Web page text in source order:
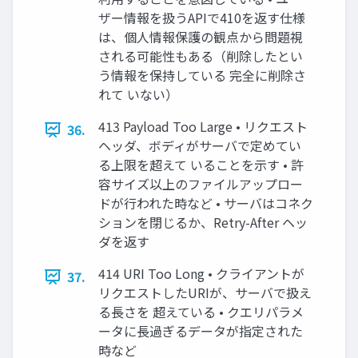
ザー情報を扱うAPIで410を返す仕様
は、個人情報保護の観点から問題視
される可能性もある（削除したとい
う情報を保持している 完全に削除さ
れて いない）
36.
413 Payload Too Large • リクエスト
ヘッダ、ボディがサーバで定めてい
る上限を超えて いることを示す • 許
容サイズ以上のファイルアップロー
ドが行われた時など • サーバはコネク
ションを閉じるか、Retry-After ヘッ
ダを返す
37.
414 URI Too Long • クライアントが
リクエストしたURIが、サーバで扱え
る長さを 超えている • クエリパラメ
ータに長過ぎるデータが指定された
時など